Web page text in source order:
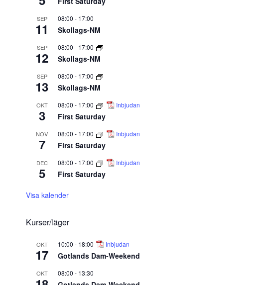
SEP
11
08:00 - 17:00
Skollags-NM
SEP
12
08:00 - 17:00
Skollags-NM
SEP
13
08:00 - 17:00
Skollags-NM
OKT
3
08:00 - 17:00 Inbjudan
First Saturday
NOV
7
08:00 - 17:00 Inbjudan
First Saturday
DEC
5
08:00 - 17:00 Inbjudan
First Saturday
Visa kalender
Kurser/läger
OKT
17
10:00 - 18:00 Inbjudan
Gotlands Dam-Weekend
OKT 08:00 - 13:30